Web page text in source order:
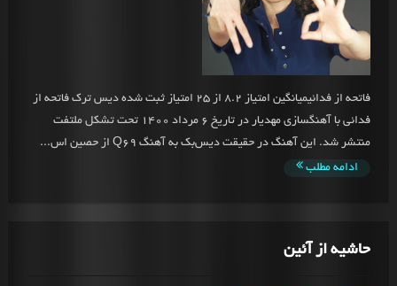
فاتحه از فدائیمیانگین امتیاز 8.2 از 25 امتیاز ثبت شده دیس ترک فاتحه از
فدائی با آهنگسازی مهدیار در تاریخ 6 مرداد 1400 تحت تشکل ملتفت
منتشر شد. این آهنگ در حقیقت دیس‌بک به آهنگ Q69 از حصین اس...
ادامه مطلب
حاشیه از آئین